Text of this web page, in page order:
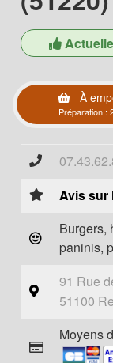
À
Préparation :
Avis sur
Burgers,
paninis,
91 Rue
51100
Moyens